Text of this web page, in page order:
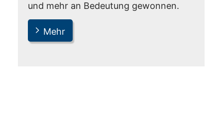
und mehr an Bedeutung gewonnen.
Mehr